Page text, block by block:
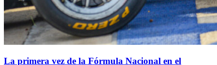
La primera vez de la Fórmula Nacional en el